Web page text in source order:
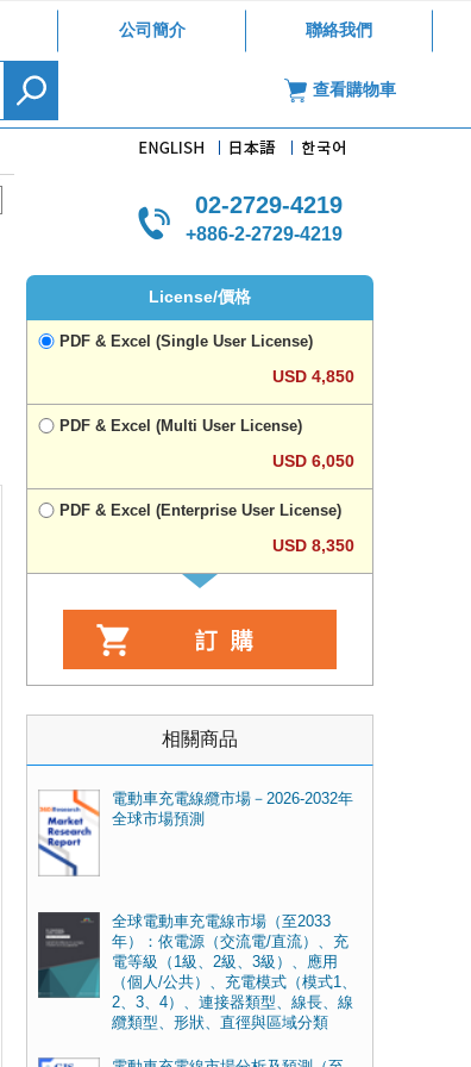
公司簡介 聯絡我們
查看購物車
02-2729-4219
+886-2-2729-4219
License/價格
PDF & Excel (Single User License)
USD 4,850
PDF & Excel (Multi User License)
USD 6,050
PDF & Excel (Enterprise User License)
USD 8,350
相關商品
電動車充電線纜市場－2026-2032年
全球市場預測
全球電動車充電線市場（至2033
年）：依電源（交流電/直流）、充
電等級（1級、2級、3級）、應用
（個人/公共）、充電模式（模式1、
2、3、4）、連接器類型、線長、線
纜類型、形狀、直徑與區域分類